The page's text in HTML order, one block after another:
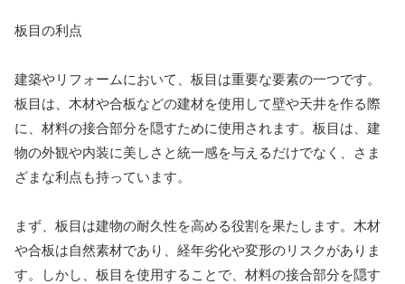
板目の利点
建築やリフォームにおいて、板目は重要な要素の一つです。
板目は、木材や合板などの建材を使用して壁や天井を作る際
に、材料の接合部分を隠すために使用されます。板目は、建
物の外観や内装に美しさと統一感を与えるだけでなく、さま
ざまな利点も持っています。
まず、板目は建物の耐久性を高める役割を果たします。木材
や合板は自然素材であり、経年劣化や変形のリスクがありま
す。しかし、板目を使用することで、材料の接合部分を隠す